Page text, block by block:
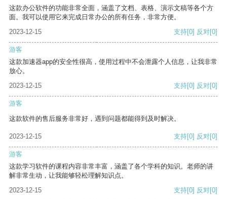
这款办公软件的功能非常全面，涵盖了文档、表格、演示文稿等各个方
面。我可以使用它来完成日常办公的所有任务，非常方便。
2023-12-15
支持[0] 反对[0]
游客
这款加速器app的安全性很高，使用过程中不会泄露个人信息，让我非常
放心。
2023-12-15
支持[0] 反对[0]
游客
这款软件的售后服务非常好，遇到问题都能得到及时解决。
2023-12-15 支持[0] 反对[0]
游客
这款学习软件的课程内容非常丰富，涵盖了各个学科的知识。老师的讲
解非常生动，让我能够轻松理解知识点。
2023-12-15
支持[0] 反对[0]